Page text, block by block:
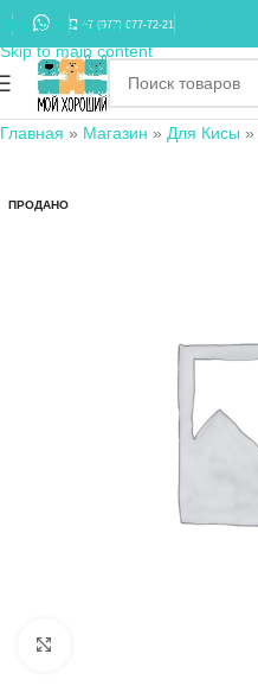
Skip to navigation
Skip to main content
+7 (977) 677-72-21
Главная » Магазин » Для Кисы »
ПРОДАНО